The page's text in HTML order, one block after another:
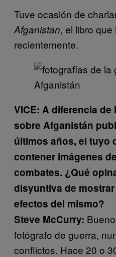
Tuve ocasión de
Afganistan, el libro
recientemente.
VICE: A diferencia
sobre Afganistán
últimos años, el tuyo
contener imágenes
combates. ¿Qué
disyuntiva de
efectos del mismo?
Steve McCurry:
fotógrafo de guerra,
conflictos. Hace 20 o